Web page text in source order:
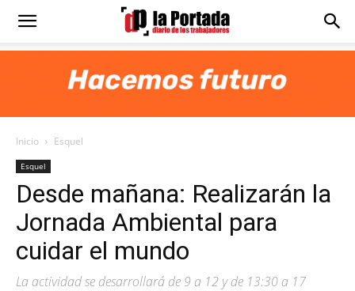
Diario
Portada
Inicio Esquel
Esquel
Desde mañana: Realizarán la
Jornada Ambiental para
cuidar el mundo
La actividad se desarrollará de 9 a 12 y de 13:30 a 17